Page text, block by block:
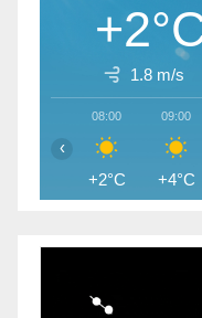
1.8 m/s
08:00
+2°C
09:00
+4°C
‹